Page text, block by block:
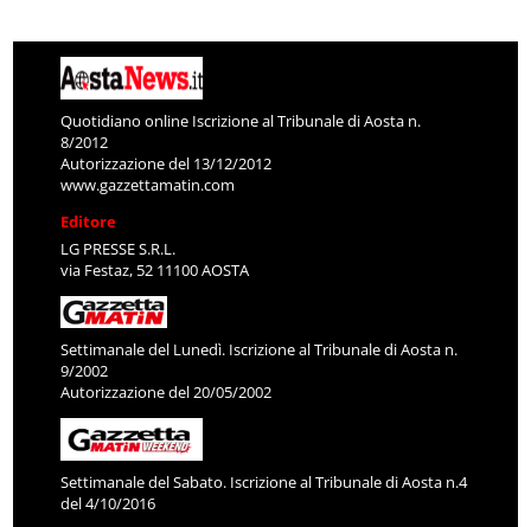
Quotidiano online Iscrizione al Tribunale di Aosta n.
8/2012
Autorizzazione del 13/12/2012
www.gazzettamatin.com
Editore
LG PRESSE S.R.L.
via Festaz, 52 11100 AOSTA
Settimanale del Lunedì. Iscrizione al Tribunale di Aosta n.
9/2002
Autorizzazione del 20/05/2002
Settimanale del Sabato. Iscrizione al Tribunale di Aosta n.4
del 4/10/2016